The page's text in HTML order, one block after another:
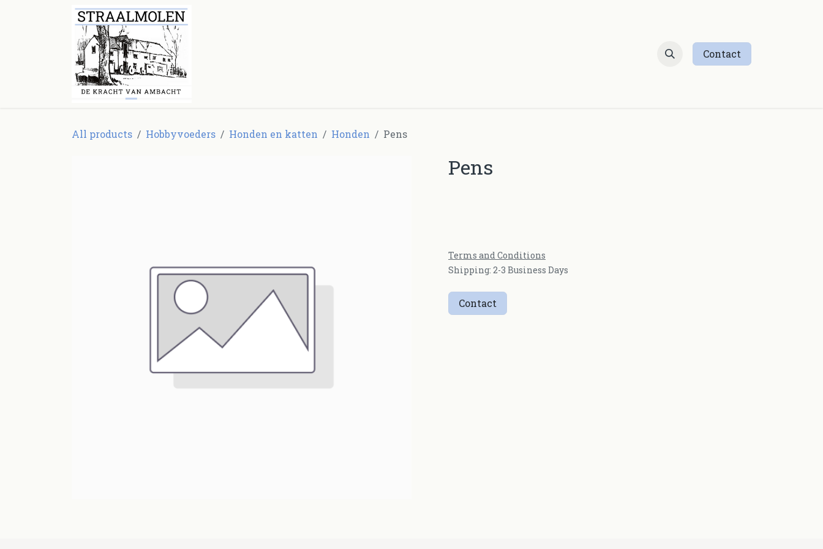
Overslaan naar inhoud
Contact
All products Hobbyvoeders Honden en katten Honden Pens
Pens
Terms and Conditions
Shipping: 2-3 Business Days
Contact